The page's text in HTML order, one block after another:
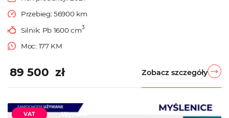
Przebieg: 56900 km
Silnik: Pb 1600 cm3
Moc: 177 KM
89 500 zł Zobacz szczegóły
VAT Używane